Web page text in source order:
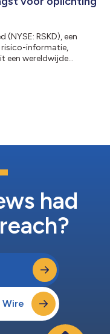
(NYSE: RSKD), een
risico-informatie,
een wereldwijde
De enquête, gevoerd
Verenigde Staten,
had
Wire